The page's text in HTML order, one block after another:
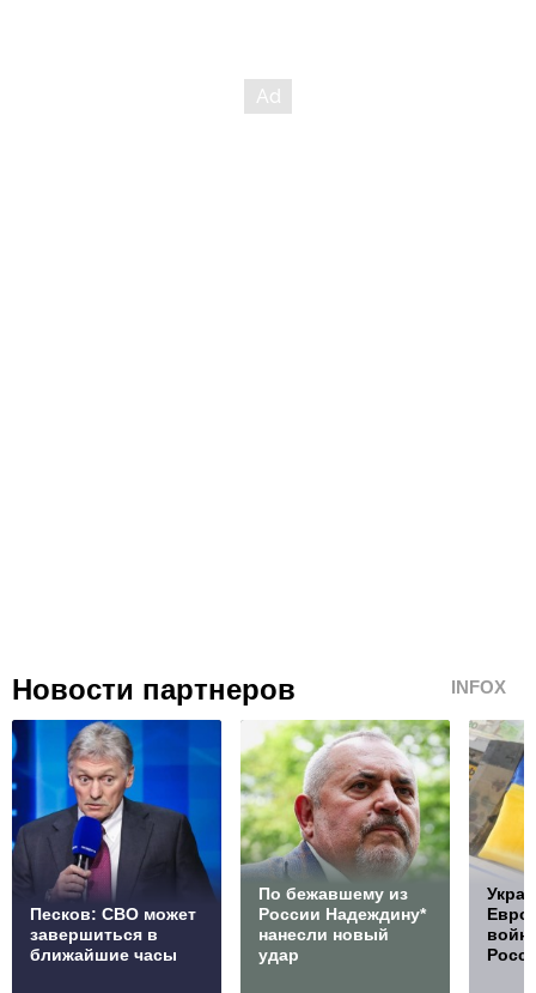
Новости партнеров INFOX
Песков: СВО может
завершиться в
ближайшие часы
По бежавшему из
России Надеждину*
нанесли новый
удар